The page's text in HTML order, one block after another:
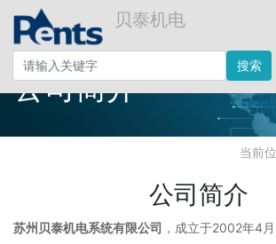
贝泰机电
搜索
公司简介
当前
公司简介
苏州贝泰机电系统有限公司 ，成立于2002年4